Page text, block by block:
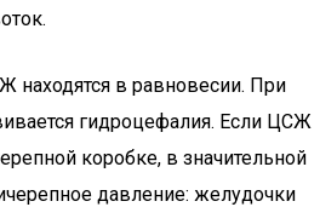
находятся в равновесии. При
гидроцефалия. Если ЦСЖ
коробке, в значительной
давление: желудочки